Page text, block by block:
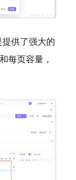
供了强大的
每页容量，